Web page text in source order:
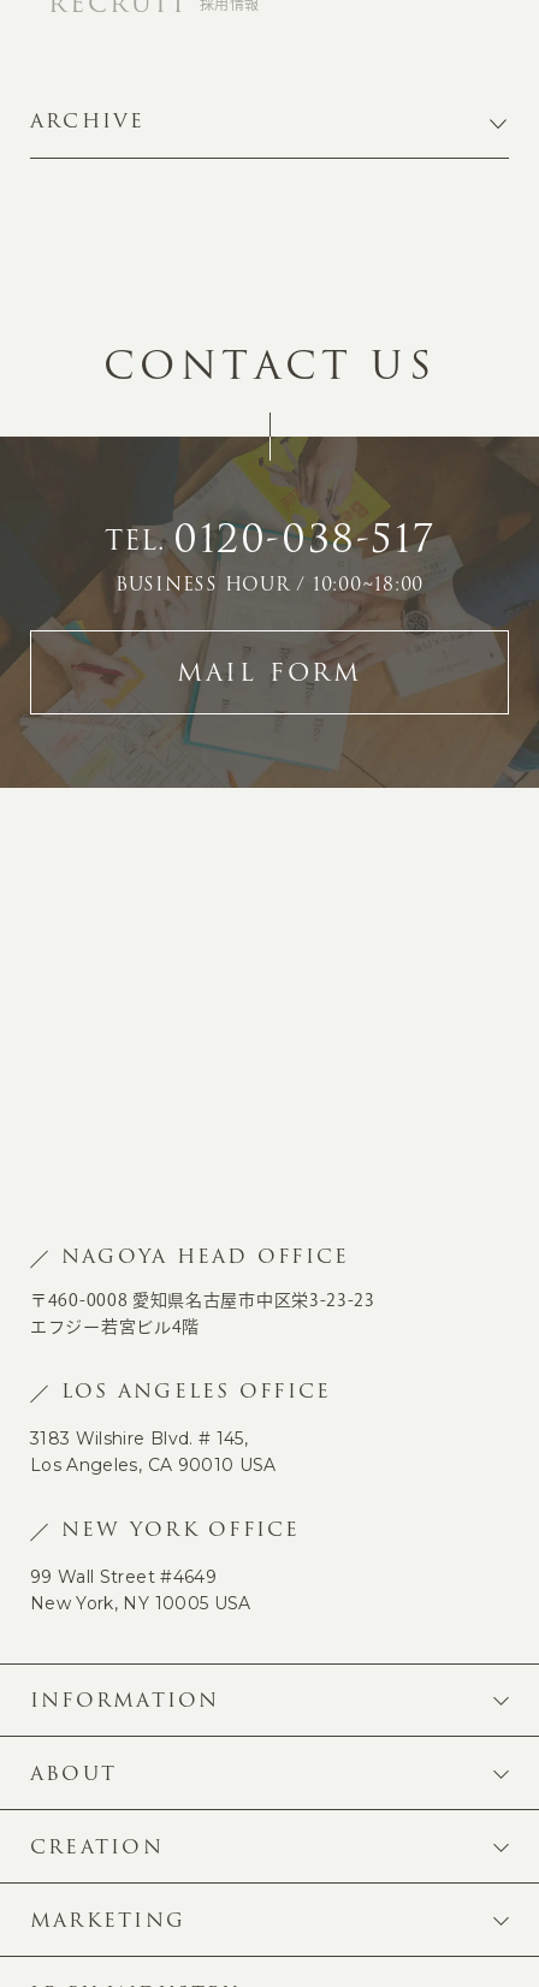
採用情報
ARCHIVE
CONTACT US
TEL.0120-038-517
BUSINESS HOUR / 10:00~18:00
MAIL FORM
NAGOYA HEAD OFFICE
〒460-0008 愛知県名古屋市中区栄3-23-23
エフジー若宮ビル4階
LOS ANGELES OFFICE
3183 Wilshire Blvd. # 145,
Los Angeles, CA 90010 USA
NEW YORK OFFICE
99 Wall Street #4649
New York, NY 10005 USA
INFORMATION
ABOUT
CREATION
MARKETING